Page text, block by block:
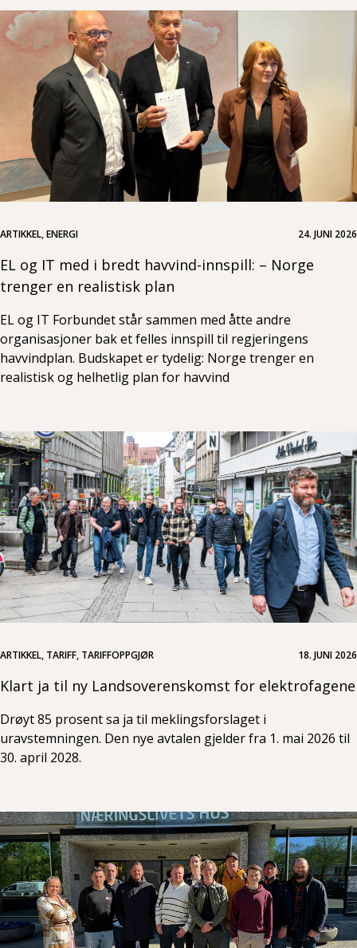
ARTIKKEL, ENERGI 24. JUNI 2026
EL og IT med i bredt havvind-innspill: – Norge
trenger en realistisk plan
EL og IT Forbundet står sammen med åtte andre
organisasjoner bak et felles innspill til regjeringens
havvindplan. Budskapet er tydelig: Norge trenger en
realistisk og helhetlig plan for havvind
ARTIKKEL, TARIFF, TARIFFOPPGJØR 18. JUNI 2026
Klart ja til ny Landsoverenskomst for elektrofagene
Drøyt 85 prosent sa ja til meklingsforslaget i
uravstemningen. Den nye avtalen gjelder fra 1. mai 2026 til
30. april 2028.